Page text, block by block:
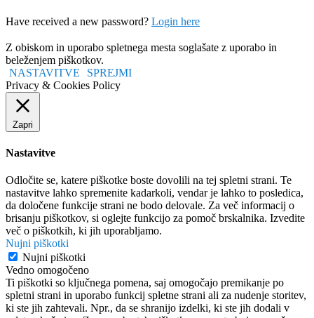
Have received a new password? Login here
Z obiskom in uporabo spletnega mesta soglašate z uporabo in
beleženjem piškotkov.
NASTAVITVE
SPREJMI
Privacy & Cookies Policy
Zapri
Nastavitve
Odločite se, katere piškotke boste dovolili na tej spletni strani. Te
nastavitve lahko spremenite kadarkoli, vendar je lahko to posledica,
da določene funkcije strani ne bodo delovale. Za več informacij o
brisanju piškotkov, si oglejte funkcijo za pomoč brskalnika. Izvedite
več o piškotkih, ki jih uporabljamo.
Nujni piškotki
Nujni piškotki
Vedno omogočeno
Ti piškotki so ključnega pomena, saj omogočajo premikanje po
spletni strani in uporabo funkcij spletne strani ali za nudenje storitev,
ki ste jih zahtevali. Npr., da se shranijo izdelki, ki ste jih dodali v